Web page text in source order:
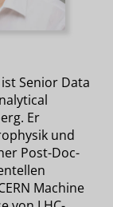
ist Senior Data
Er
und
Post-Doc-
Machine